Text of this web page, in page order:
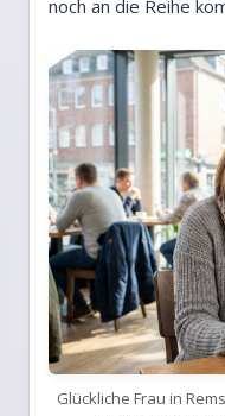
noch an die Reihe
Glückliche Frau in